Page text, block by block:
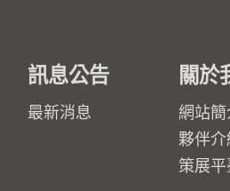
訊息公告
最新消息
關於
網站簡
夥伴介
策展平